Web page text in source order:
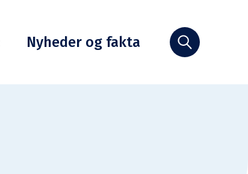
Nyheder og fakta Søg